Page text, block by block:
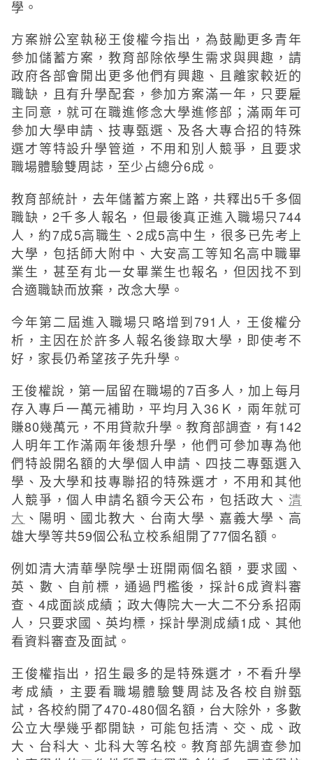
學。
方案辦公室執秘王俊權今指出，為鼓勵更多青年
參加儲蓄方案，教育部除依學生需求與興趣，請
政府各部會開出更多他們有興趣、且離家較近的
職缺，且有升學配套，參加方案滿一年，只要雇
主同意，就可在職進修念大學進修部；滿兩年可
參加大學申請、技專甄選、及各大專合招的特殊
選才等特設升學管道，不用和別人競爭，且要求
職場體驗雙周誌，至少占總分6成。
教育部統計，去年儲蓄方案上路，共釋出5千多個
職缺，2千多人報名，但最後真正進入職場只744
人，約7成5高職生、2成5高中生，很多已先考上
大學，包括師大附中、大安高工等知名高中職畢
業生，甚至有北一女畢業生也報名，但因找不到
合適職缺而放棄，改念大學。
今年第二屆進入職場只略增到791人，王俊權分
析，主因在於許多人報名後錄取大學，即使考不
好，家長仍希望孩子先升學。
王俊權說，第一屆留在職場的7百多人，加上每月
存入專戶一萬元補助，平均月入36Ｋ，兩年就可
賺80幾萬元，不用貸款升學。教育部調查，有142
人明年工作滿兩年後想升學，他們可參加專為他
們特設開名額的大學個人申請、四技二專甄選入
學、及大學和技專聯招的特殊選才，不用和其他
人競爭，個人申請名額今天公布，包括政大、 清
大 、陽明、國北教大、台南大學、嘉義大學、高
雄大學等共59個公私立校系組開了77個名額。
例如清大清華學院學士班開兩個名額，要求國、
英、數、自前標，通過門檻後，採計6成資料審
查、4成面談成績；政大傳院大一大二不分系招兩
人，只要求國、英均標，採計學測成績1成、其他
看資料審查及面試。
王俊權指出，招生最多的是特殊選才，不看升學
考成績，主要看職場體驗雙周誌及各校自辦甄
試，各校約開了470-480個名額，台大除外，多數
公立大學幾乎都開缺，可能包括清、交、成、政
大、台科大、北科大等名校。教育部先調查參加